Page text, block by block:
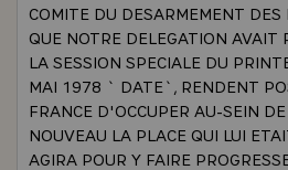
COMITE DU DESARMEMENT
QUE NOTRE DELEGATION AVAIT
LA SESSION SPECIALE DU
MAI 1978 ` DATE`, RENDENT
FRANCE D'OCCUPER AU-SEIN
NOUVEAU LA PLACE QUI LUI
AGIRA POUR Y FAIRE